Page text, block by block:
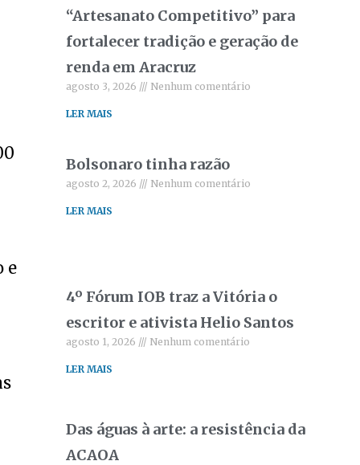
e
“Artesanato Competitivo” para
fortalecer tradição e geração de
renda em Aracruz
agosto 3, 2026 Nenhum comentário
LER MAIS
Bolsonaro tinha razão
agosto 2, 2026 Nenhum comentário
LER MAIS
4º Fórum IOB traz a Vitória o
escritor e ativista Helio Santos
agosto 1, 2026 Nenhum comentário
LER MAIS
Das águas à arte: a resistência da
ACAOA